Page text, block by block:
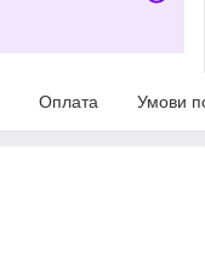
Оплата Умови